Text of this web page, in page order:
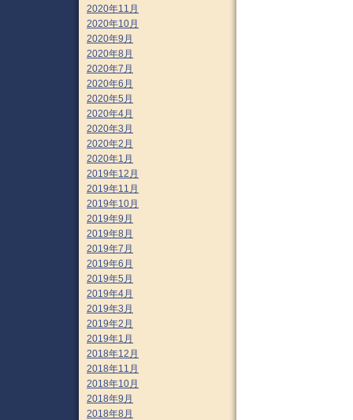
2020年11月
2020年10月
2020年9月
2020年8月
2020年7月
2020年6月
2020年5月
2020年4月
2020年3月
2020年2月
2020年1月
2019年12月
2019年11月
2019年10月
2019年9月
2019年8月
2019年7月
2019年6月
2019年5月
2019年4月
2019年3月
2019年2月
2019年1月
2018年12月
2018年11月
2018年10月
2018年9月
2018年8月